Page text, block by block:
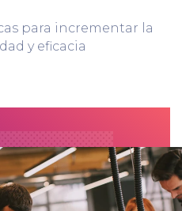
para incrementar la
y eficacia